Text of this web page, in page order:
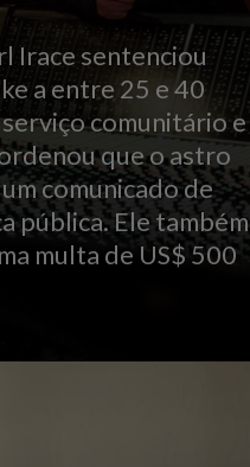
Irace sentenciou
a entre 25 e 40
comunitário e
que o astro
comunicado de
pública. Ele também
multa de US$ 500